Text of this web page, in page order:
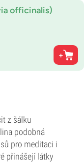
officinalis)
z šálku
podobná
pro meditaci i
přinášejí látky